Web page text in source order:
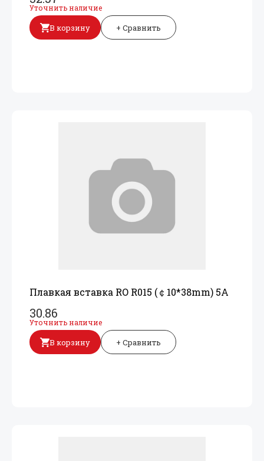
Уточнить наличие
В корзину + Сравнить
Плавкая вставка RO R015 (￠10*38mm) 5A
30.86
Уточнить наличие
В корзину + Сравнить